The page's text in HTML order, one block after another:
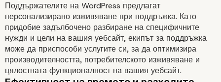
Поддържателите на WordPress предлагат
персонализирано изживяване при поддръжка. Като
придобие задълбочено разбиране на специфичните
нужди и цели на вашия уебсайт, екипът за поддръжка
може да приспособи услугите си, за да оптимизира
производителността, потребителското изживяване и
цялостната функционалност на вашия уебсайт.